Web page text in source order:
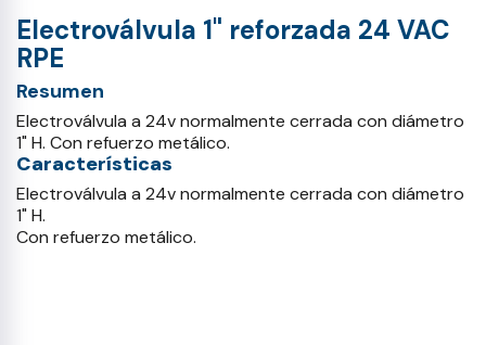
Electroválvula 1" reforzada 24 VAC
RPE
Resumen
Electroválvula a 24v normalmente cerrada con diámetro
1" H. Con refuerzo metálico.
Características
Electroválvula a 24v normalmente cerrada con diámetro
1" H.
Con refuerzo metálico.